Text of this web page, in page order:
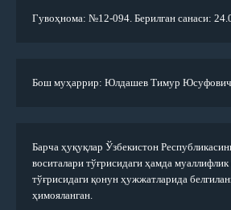
Гувоҳнома: №12-094. Берилган санаси:
Бош муҳаррир: Юлдашев Тимур
Барча ҳуқуқлар Ўзбекистон
воситалари тўғрисидаги ҳамда
тўғрисидаги қонун ҳужжатларида
ҳимояланган.